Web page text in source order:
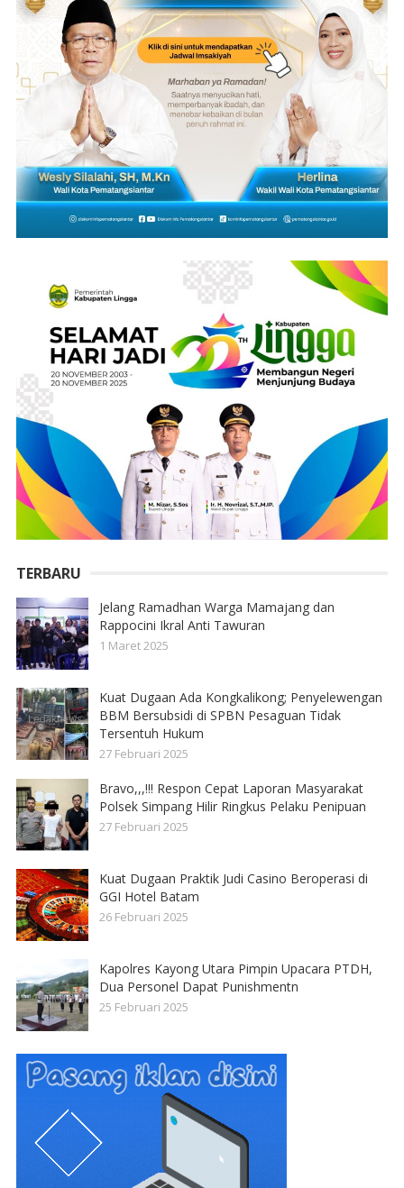
TERBARU
Jelang Ramadhan Warga Mamajang dan
Rappocini Ikral Anti Tawuran
1 Maret 2025
Kuat Dugaan Ada Kongkalikong; Penyelewengan
BBM Bersubsidi di SPBN Pesaguan Tidak
Tersentuh Hukum
27 Februari 2025
Bravo,,,!!! Respon Cepat Laporan Masyarakat
Polsek Simpang Hilir Ringkus Pelaku Penipuan
27 Februari 2025
Kuat Dugaan Praktik Judi Casino Beroperasi di
GGI Hotel Batam
26 Februari 2025
Kapolres Kayong Utara Pimpin Upacara PTDH,
Dua Personel Dapat Punishmentn
25 Februari 2025